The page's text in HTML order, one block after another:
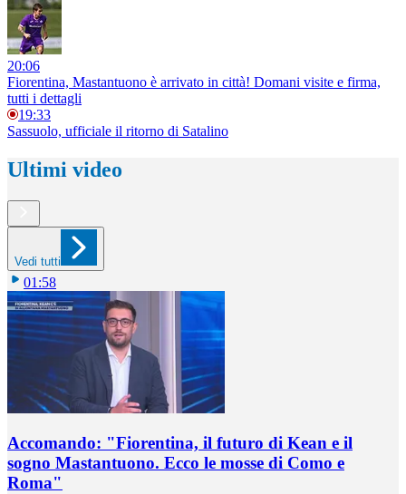
20:06
Fiorentina, Mastantuono è arrivato in città! Domani visite e firma,
tutti i dettagli
19:33
Sassuolo, ufficiale il ritorno di Satalino
Ultimi video
Vedi tutti
01:58
Accomando: "Fiorentina, il futuro di Kean e il
sogno Mastantuono. Ecco le mosse di Como e
Roma"